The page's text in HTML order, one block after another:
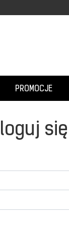
PROMOCJE
się